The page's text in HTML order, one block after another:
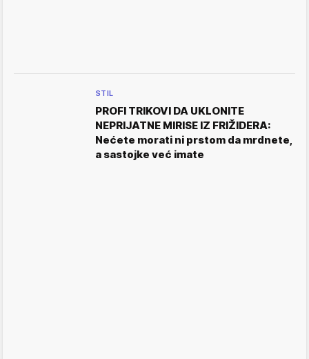
STIL
PROFI TRIKOVI DA UKLONITE
NEPRIJATNE MIRISE IZ FRIŽIDERA:
Nećete morati ni prstom da mrdnete,
a sastojke već imate